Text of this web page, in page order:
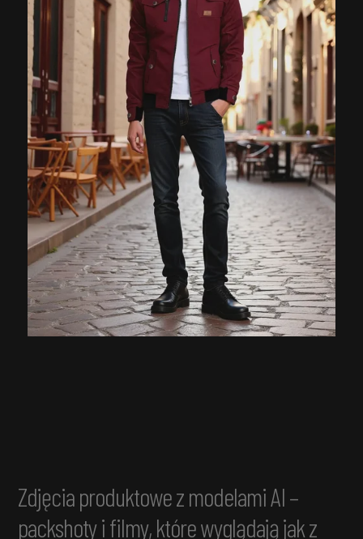
Zdjęcia produktowe z modelami AI –
packshoty i filmy, które wyglądają jak z